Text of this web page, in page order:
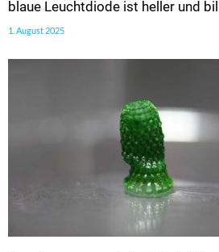
blaue Leuchtdiode ist heller und
1. August 2025